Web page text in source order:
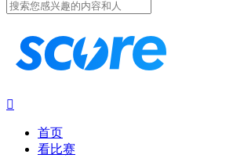

首页
看比赛